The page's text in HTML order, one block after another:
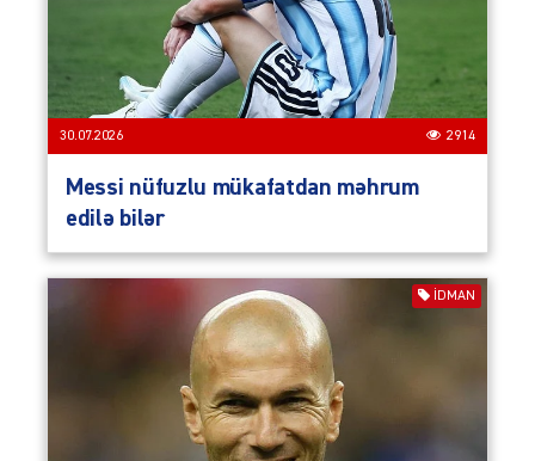
30.07.2026 2914
Messi nüfuzlu mükafatdan məhrum
edilə bilər
İDMAN